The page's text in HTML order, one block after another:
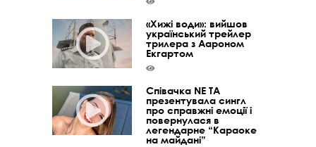
«Хижі води»: вийшов
український трейлер
трилера з Аароном
Екгартом
Співачка NE TA
презентувала сингл
про справжні емоції і
повернулася в
легендарне “Караоке
на майдані”